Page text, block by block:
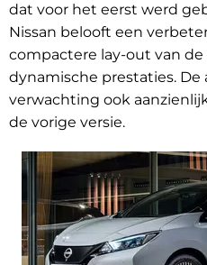
dat voor het eerst werd
Nissan belooft een
compactere lay-out van
dynamische prestaties. De
verwachting ook
de vorige versie.